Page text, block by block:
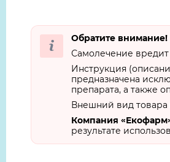
Обратите внимание!
Самолечение
Инструкция
предназначена
препарата, а также
Внешний вид товара
Компания
результате